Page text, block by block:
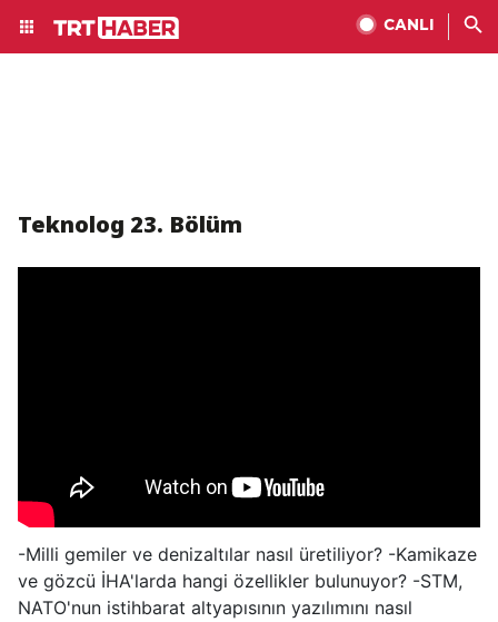
CANLI
Teknolog 23. Bölüm
-Milli gemiler ve denizaltılar nasıl üretiliyor? -Kamikaze
ve gözcü İHA'larda hangi özellikler bulunuyor? -STM,
NATO'nun istihbarat altyapısının yazılımını nasıl